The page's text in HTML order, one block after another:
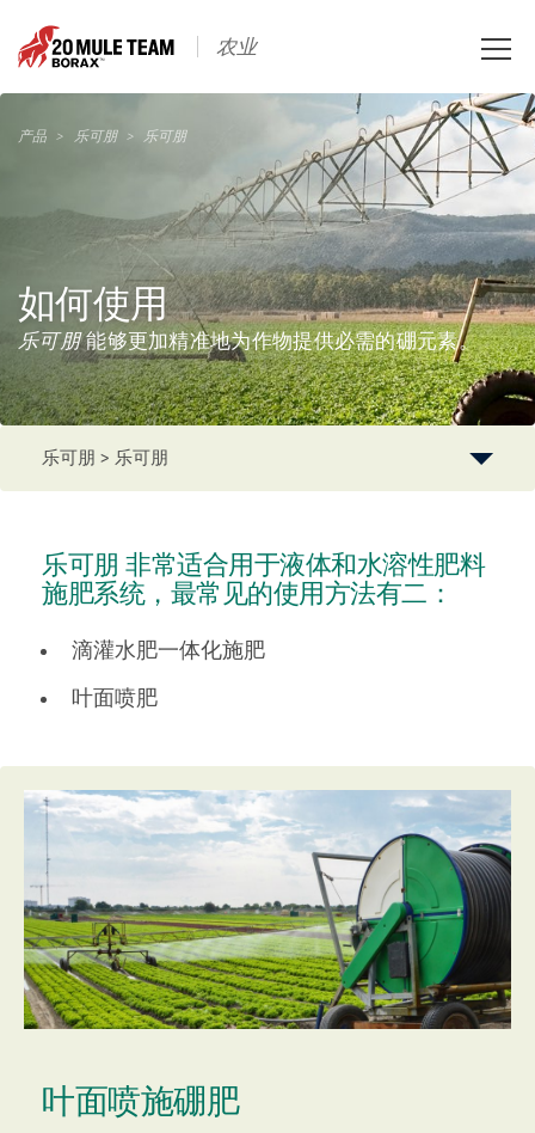
产品 > 乐可朋 > 乐可朋
如何使用
乐可朋能够更加精准地为作物提供必需的硼元素。
乐可朋 > 乐可朋
乐可朋
乐可朋 非常适合用于液体和水溶性肥料
施肥系统，最常见的使用方法有二：
滴灌水肥一体化施肥
叶面喷肥
叶面喷施硼肥
农业
Toggle